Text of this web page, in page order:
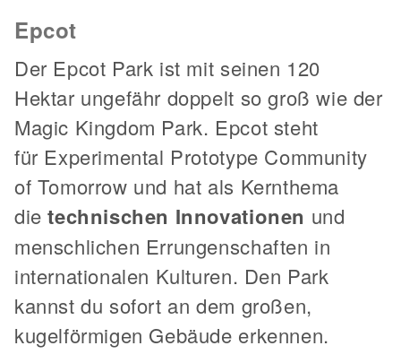
Epcot
Der Epcot Park ist mit seinen 120
Hektar ungefähr doppelt so groß wie der
Magic Kingdom Park. Epcot steht
für Experimental Prototype Community
of Tomorrow und hat als Kernthema
dietechnischen Innovationen und
menschlichen Errungenschaften in
internationalen Kulturen. Den Park
kannst du sofort an dem großen,
kugelförmigen Gebäude erkennen.